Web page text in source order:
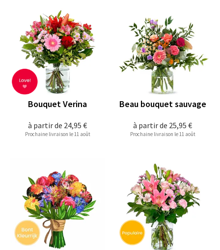
à partir de 24,95 €
Bouquet Verina
Prochaine livraison le 11 août
à partir de 25,95 €
Beau bouquet sauvage
Prochaine livraison le 11 août